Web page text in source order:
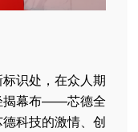
识处，在众人期
揭幕布——芯德全
科技的激情、创